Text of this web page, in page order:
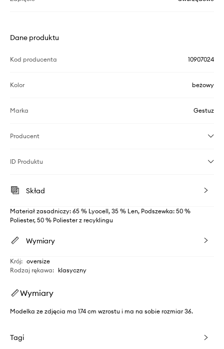
Dane produktu
Kod producenta 10907024
Kolor beżowy
Marka Gestuz
Producent
ID Produktu
Skład
Materiał zasadniczy: 65 % Lyocell, 35 % Len, Podszewka: 50 %
Poliester, 50 % Poliester z recyklingu
Wymiary
Krój: oversize
Rodzaj rękawa: klasyczny
Wymiary
Modelka ze zdjęcia ma 174 cm wzrostu i ma na sobie rozmiar 36.
Tagi